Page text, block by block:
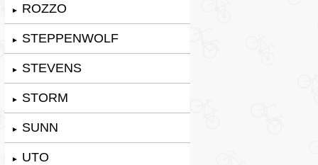
► ROZZO
► STEPPENWOLF
► STEVENS
► STORM
► SUNN
► UTO